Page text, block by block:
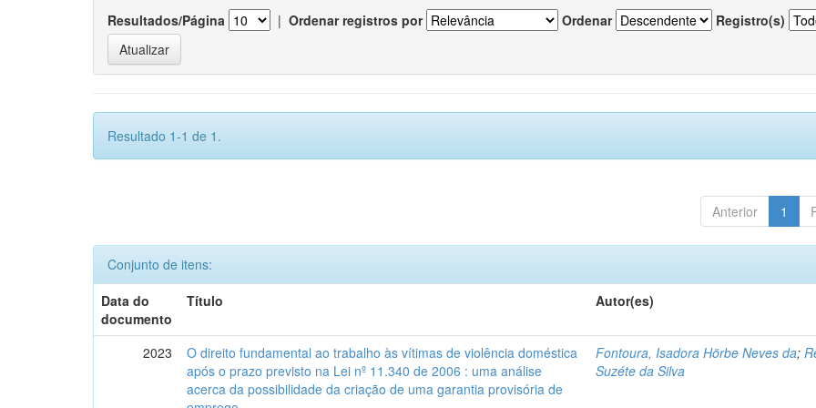
Resultados/Página | Ordenar registros por Ordenar Registro(s)
Resultado 1-1 de 1.
Anterior 1
Conjunto de itens:
Data do
documento
Título Autor(es)
2023
O direito fundamental ao trabalho às vítimas de violência doméstica
após o prazo previsto na Lei nº 11.340 de 2006 : uma análise
acerca da possibilidade da criação de uma garantia provisória de
Fontoura, Isadora Hörbe Neves da;
Suzéte da Silva